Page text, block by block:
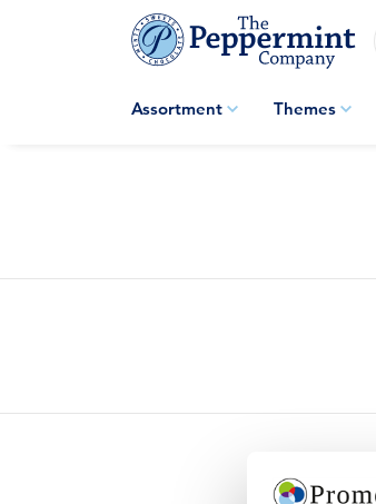
Assortment Themes